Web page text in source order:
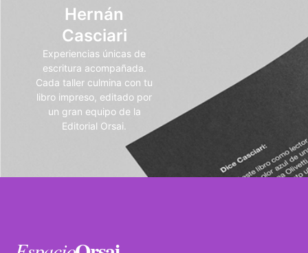
Hernán
Casciari
Experiencias únicas de
escritura acompañada.
Cada taller culmina con tu
libro impreso, editado por
un gran equipo de la
Editorial Orsai.